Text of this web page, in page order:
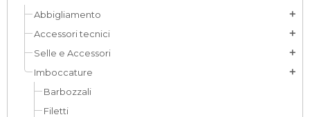
Abbigliamento add
Accessori tecnici add
Selle e Accessori add
Imboccature add
Barbozzali
Filetti